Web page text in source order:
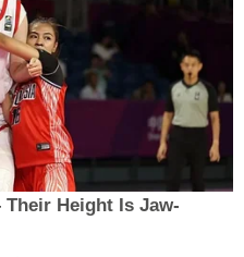
Height Is Jaw-